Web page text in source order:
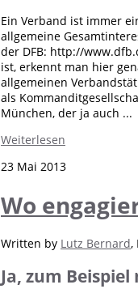
Ein Verband ist immer
allgemeine
der DFB: http://
ist, erkennt man hier
allgemeinen
als
München, der ja auch ...
Weiterlesen
23 Mai 2013
Wo
Written by Lutz Bernard,
Ja, zum